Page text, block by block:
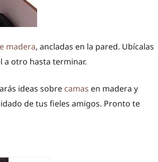
madera, ancladas en la pared. Ubícalas
a otro hasta terminar.
ideas sobre camas en madera y
de tus fieles amigos. Pronto te